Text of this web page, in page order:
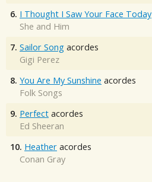
6. I Thought I Saw Your Face Today
She and Him
7. Sailor Song acordes
Gigi Perez
8. You Are My Sunshine acordes
Folk Songs
9. Perfect acordes
Ed Sheeran
10. Heather acordes
Conan Gray